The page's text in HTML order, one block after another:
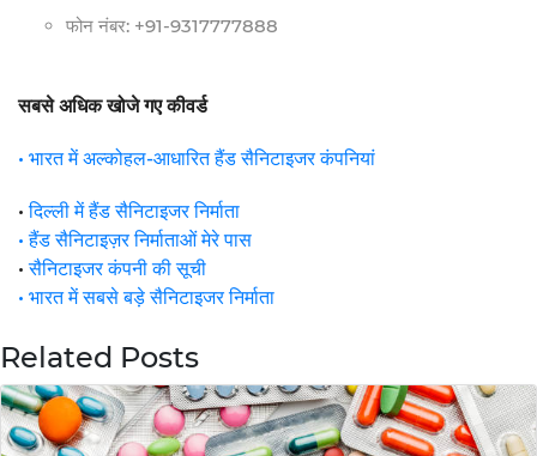
फोन नंबर: +91-9317777888
सबसे अधिक खोजे गए कीवर्ड
• भारत में अल्कोहल-आधारित हैंड सैनिटाइजर कंपनियां
•दिल्ली में हैंड सैनिटाइजर निर्माता
• हैंड सैनिटाइज़र निर्माताओं मेरे पास
• सैनिटाइजर कंपनी की सूची
• भारत में सबसे बड़े सैनिटाइजर निर्माता
Related Posts